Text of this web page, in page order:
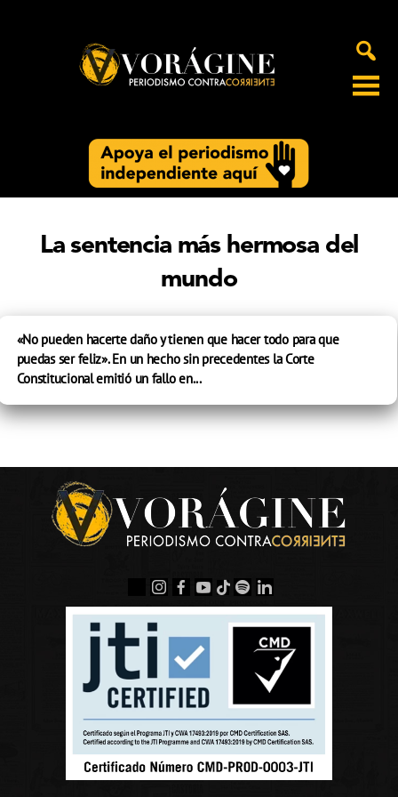
La sentencia más hermosa del
mundo
«No pueden hacerte daño y tienen que hacer todo para que
puedas ser feliz». En un hecho sin precedentes la Corte
Constitucional emitió un fallo en...